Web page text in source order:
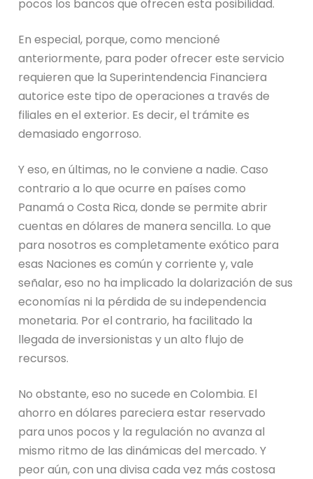
pocos los bancos que ofrecenesta posibilidad.
En especial, porque, como mencioné
anteriormente, para poder ofrecer este servicio
requieren que la Superintendencia Financiera
autorice este tipo de operaciones a través de
filiales en el exterior. Es decir, el trámite es
demasiado engorroso.
Y eso, en últimas, no le conviene a nadie.Caso
contrario a lo que ocurre en países como
Panamá o Costa Rica, donde se permiteabrir
cuentas en dólares de manera sencilla. Lo que
para nosotros es completamente exótico para
esas Naciones es común y corriente y, vale
señalar, eso no ha implicado la dolarización de sus
economías ni la pérdida de su independencia
monetaria. Por el contrario, ha facilitado la
llegada de inversionistas y un alto flujo de
recursos.
No obstante, eso no sucede en Colombia. El
ahorro en dólares pareciera estar reservado
para unos pocosy la regulación no avanza al
mismo ritmo de las dinámicas del mercado.Y
peor aún, con una divisa cada vez más costosa